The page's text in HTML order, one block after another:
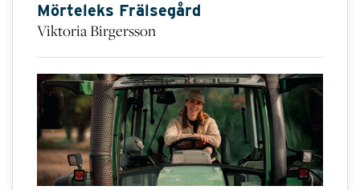
Mörteleks Frälsegård
Viktoria Birgersson